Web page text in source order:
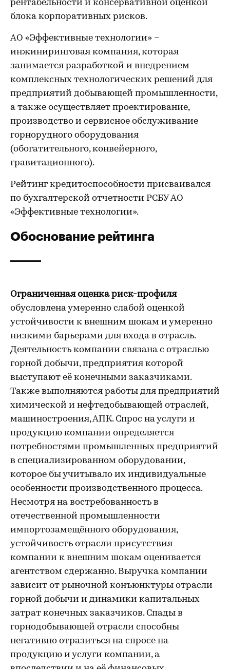
рентабельности и консервативной оценкой
блока корпоративных рисков.
АО «Эффективные технологии» –
инжиниринговая компания, которая
занимается разработкой и внедрением
комплексных технологических решений для
предприятий добывающей промышленности,
а также осуществляет проектирование,
производство и сервисное обслуживание
горнорудного оборудования
(обогатительного, конвейерного,
гравитационного).
Рейтинг кредитоспособности присваивался
по бухгалтерской отчетности РСБУ АО
«Эффективные технологии».
Обоснование рейтинга
Ограниченная оценка риск-профиля
обусловлена умеренно слабой оценкой
устойчивости к внешним шокам и умеренно
низкими барьерами для входа в отрасль.
Деятельность компании связана с отраслью
горной добычи, предприятия которой
выступают её конечными заказчиками.
Также выполняются работы для предприятий
химической и нефтедобывающей отраслей,
машиностроения, АПК. Спрос на услуги и
продукцию компании определяется
потребностями промышленных предприятий
в специализированном оборудовании,
которое бы учитывало их индивидуальные
особенности производственного процесса.
Несмотря на востребованность в
отечественной промышленности
импортозамещённого оборудования,
устойчивость отрасли присутствия
компании к внешним шокам оценивается
агентством сдержанно. Выручка компании
зависит от рыночной конъюнктуры отрасли
горной добычи и динамики капитальных
затрат конечных заказчиков. Спады в
горнодобывающей отрасли способны
негативно отразиться на спросе на
продукцию и услуги компании, а